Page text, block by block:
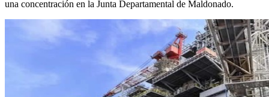
una concentración en la Junta Departamental de Maldonado.